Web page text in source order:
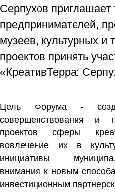
Серпухов приглашает
предпринимателей,
музеев, культурных и
проектов принять
«КреативТерра:
Цель Форума -
совершенствования и
проектов сферы
вовлечение их в
инициативы
внимания к новым
инвестиционным